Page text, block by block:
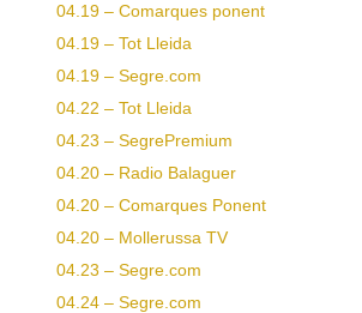
04.19 – Comarques ponent
04.19 – Tot Lleida
04.19 – Segre.com
04.22 – Tot Lleida
04.23 – SegrePremium
04.20 – Radio Balaguer
04.20 – Comarques Ponent
04.20 – Mollerussa TV
04.23 – Segre.com
04.24 – Segre.com